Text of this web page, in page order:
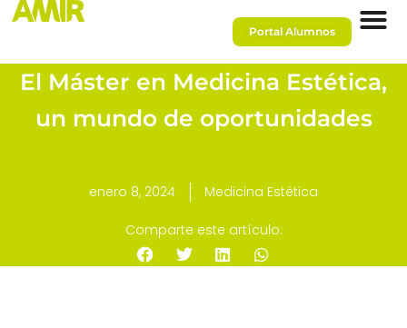
Portal Alumnos
El Máster en Medicina Estética,
un mundo de oportunidades
enero 8, 2024 Medicina Estética
Comparte este artículo: